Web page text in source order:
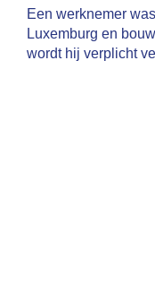
Een werknemer
Luxemburg en
wordt hij verplicht